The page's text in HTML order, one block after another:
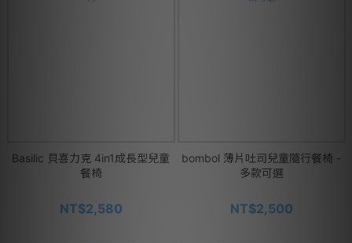
Basilic 貝喜力克 4in1成長型兒童
餐椅
NT$2,580
bombol 薄片吐司兒童隨行餐椅 -
多款可選
NT$2,500